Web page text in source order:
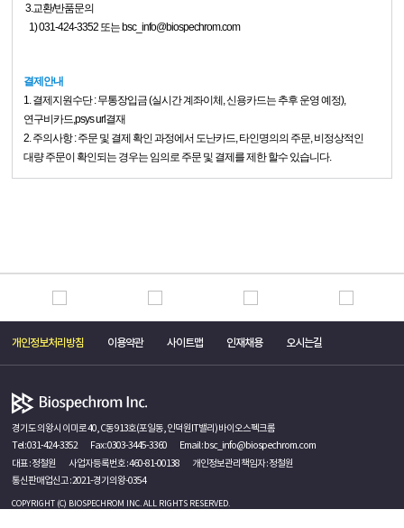
3.교환/반품문의
1) 031-424-3352 또는 bsc_info@biospechrom.com
결제안내
1. 결제지원수단 : 무통장입금 (실시간 계좌이체, 신용카드는 추후 운영 예정),
연구비카드,psys url결재
2. 주의사항 : 주문 및 결제 확인 과정에서 도난카드, 타인명의의 주문, 비정상적인
대량 주문이 확인되는 경우는 임의로 주문 및 결제를 제한 할수 있습니다.
개인정보처리방침 이용약관 사이트맵 인재채용 오시는길
경기도 의왕시 이미로 40, C동 913호(포일동, 인덕원IT밸리) 바이오스펙크롬
Tel :031-424-3352 Fax : 0303-3445-3360 Email : bsc_info@biospechrom.com
대표 : 정철원
사업자등록번호 : 460-81-00138
개인정보관리책임자 : 정철원
통신판매업신고 : 2021-경기의왕-0354
COPYRIGHT (C) BIOSPECHROM INC. ALL RIGHTS RESERVED.